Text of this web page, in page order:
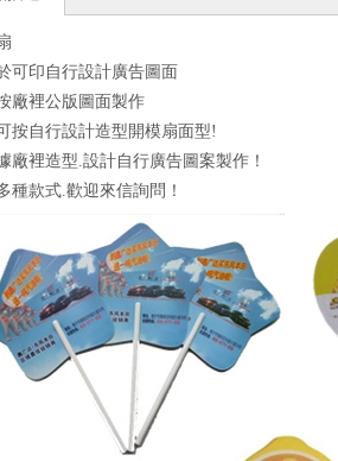
可印自行設計廣告圖面
廠裡公版圖面製作
按自行設計造型開模扇面型!
廠裡造型.設計自行廣告圖案製作！
種款式.歡迎來信詢問！